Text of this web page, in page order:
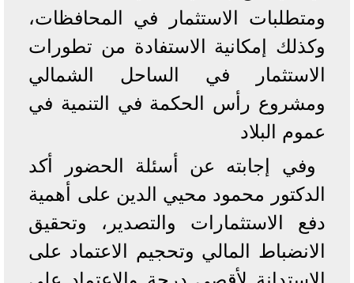
ومتطلبات الاستثمار في المحافظات،
وكذلك إمكانية الاستفادة من تطورات
الاستثمار في الساحل الشمالي
ومشروع رأس الحكمة في التنمية في
عموم البلاد
وفي إجابته عن أسئلة الحضور أكد
الدكتور محمود محيي الدين على أهمية
دفع الاستثمارات والتصدير، وتحقيق
الانضباط المالي وتحجيم الاعتماد على